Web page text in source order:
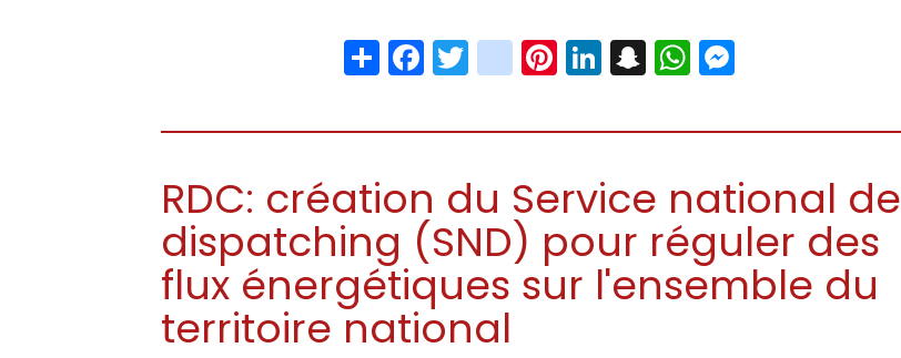
ShareFacebook
Twitter
instagram
Pinterest
LinkedIn
Snapchat
WhatsApp
RDC: création du Service national de
dispatching (SND) pour réguler des
flux énergétiques sur l'ensemble du
territoire national